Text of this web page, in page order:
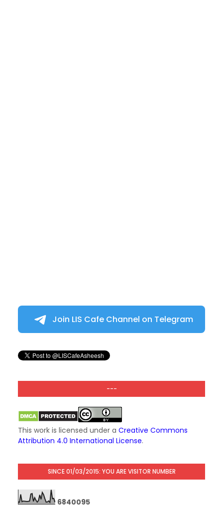
Join LIS Cafe Channel on Telegram
---
This work is licensed under a Creative Commons
Attribution 4.0 International License.
SINCE 01/03/2015: YOU ARE VISITOR NUMBER
6840095